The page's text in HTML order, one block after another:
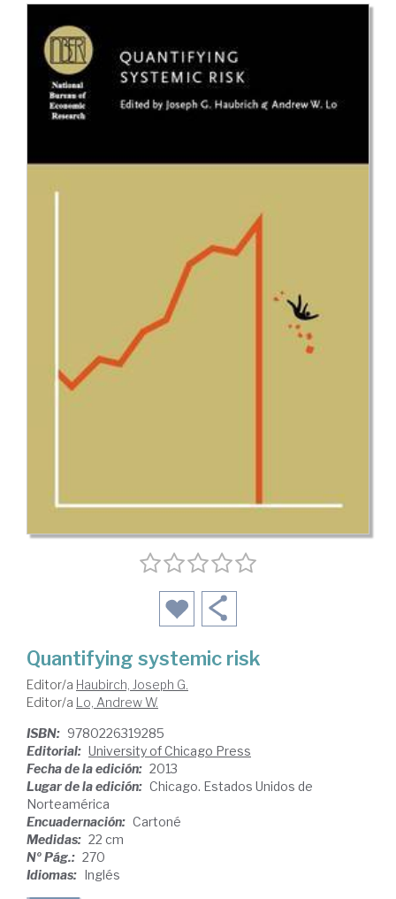
Quantifying systemic risk
Editor/a Haubirch, Joseph G.
Editor/a Lo, Andrew W.
ISBN: 9780226319285
Editorial: University of Chicago Press
Fecha de la edición: 2013
Lugar de la edición: Chicago. Estados Unidos de
Norteamérica
Encuadernación: Cartoné
Medidas: 22 cm
Nº Pág.: 270
Idiomas: Inglés